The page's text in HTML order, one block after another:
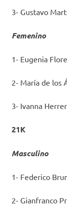
3- Gustavo
Femenino
1- Eugenia
2- María de los
3- Ivanna
21K
Masculino
1- Federico
2- Gianfranco